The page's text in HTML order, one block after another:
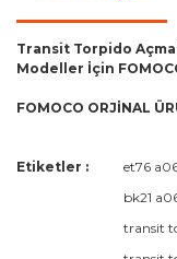
Transit Torpido Açma
Modeller İçin
FOMOCO ORJİNAL
Bu
Bu ürünün fiyat
kullanarak
Görüş ve
Etiketler : et76
bk21
transit